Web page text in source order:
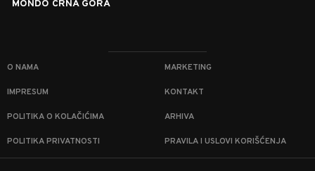
MONDO CRNA GORA
O NAMA MARKETING
IMPRESUM KONTAKT
POLITIKA O KOLAČIĆIMA ARHIVA
POLITIKA PRIVATNOSTI PRAVILA I USLOVI KORIŠĆENJA